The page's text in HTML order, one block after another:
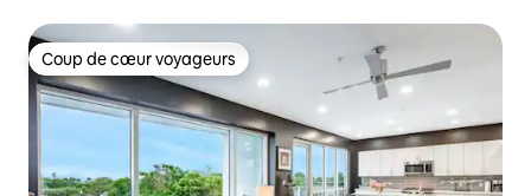
Coup de cœur voyageurs
Coup de cœur voyageurs